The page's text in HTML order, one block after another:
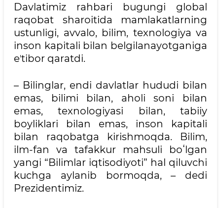
Davlatimiz rahbari bugungi global
raqobat sharoitida mamlakatlarning
ustunligi, avvalo, bilim, texnologiya va
inson kapitali bilan belgilanayotganiga
eʼtibor qaratdi.
– Bilinglar, endi davlatlar hududi bilan
emas, bilimi bilan, aholi soni bilan
emas, texnologiyasi bilan, tabiiy
boyliklari bilan emas, inson kapitali
bilan raqobatga kirishmoqda. Bilim,
ilm-fan va tafakkur mahsuli boʻlgan
yangi “Bilimlar iqtisodiyoti” hal qiluvchi
kuchga aylanib bormoqda, – dedi
Prezidentimiz.